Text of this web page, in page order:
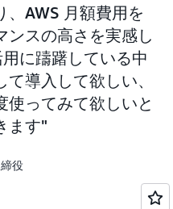
、AWS 月額費用を
ンスの高さを実感し
に躊躇している中
導入して欲しい、
使ってみて欲しいと
ます
役